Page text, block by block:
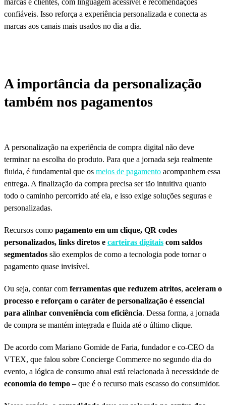
marcas e clientes, com linguagem acessível e recomendações
confiáveis. Isso reforça a experiência personalizada e conecta as
marcas aos canais mais usados no dia a dia.
A importância da personalização
também nos pagamentos
A personalização na experiência de compra digital não deve
terminar na escolha do produto. Para que a jornada seja realmente
fluida, é fundamental que os meios de pagamento acompanhem essa
entrega. A finalização da compra precisa ser tão intuitiva quanto
todo o caminho percorrido até ela, e isso exige soluções seguras e
personalizadas.
Recursos como pagamento em um clique, QR codes
personalizados, links diretos e carteiras digitais com saldos
segmentados são exemplos de como a tecnologia pode tornar o
pagamento quase invisível.
Ou seja, contar com ferramentas que reduzem atritos, aceleram o
processo e reforçam o caráter de personalização é essencial
para alinhar conveniência com eficiência. Dessa forma, a jornada
de compra se mantém integrada e fluida até o último clique.
De acordo com Mariano Gomide de Faria, fundador e co-CEO da
VTEX, que falou sobre Concierge Commerce no segundo dia do
evento, a lógica de consumo atual está relacionada à necessidade de
economia do tempo – que é o recurso mais escasso do consumidor.